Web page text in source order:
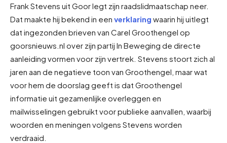
Frank Stevens uit Goor legt zijn raadslidmaatschap neer.
Dat maakte hij bekend in een verklaring waarin hij uitlegt
dat ingezonden brieven van Carel Groothengel op
goorsnieuws.nl over zijn partij In Beweging de directe
aanleiding vormen voor zijn vertrek. Stevens stoort zich al
jaren aan de negatieve toon van Groothengel, maar wat
voor hem de doorslag geeft is dat Groothengel
informatie uit gezamenlijke overleggen en
mailwisselingen gebruikt voor publieke aanvallen, waarbij
woorden en meningen volgens Stevens worden
verdraaid.